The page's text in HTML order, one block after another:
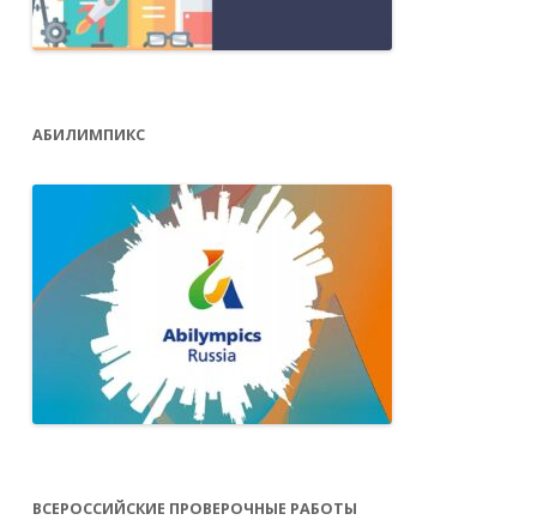
АБИЛИМПИКС
ВСЕРОССИЙСКИЕ ПРОВЕРОЧНЫЕ РАБОТЫ